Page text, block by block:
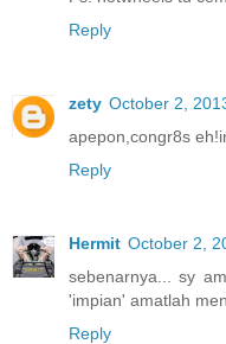
Reply
zety October 2,
apepon,congr8s
Reply
Hermit October 2,
sebenarnya... sy
'impian' amatlah
Reply